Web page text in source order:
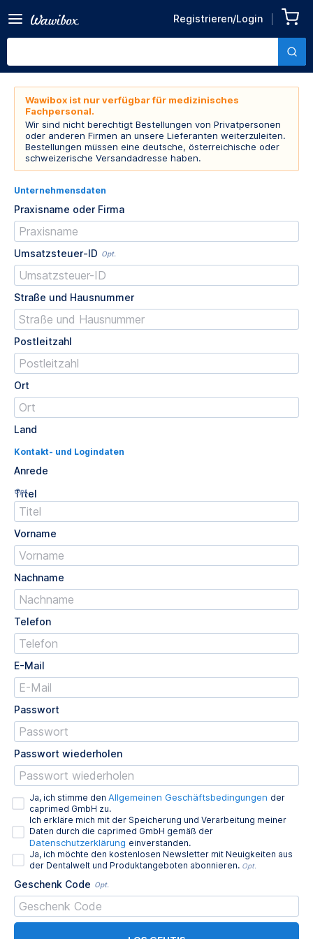
Registrieren/Login
Wawibox ist nur verfügbar für medizinisches
Fachpersonal.
Wir sind nicht berechtigt Bestellungen von Privatpersonen
oder anderen Firmen an unsere Lieferanten weiterzuleiten.
Bestellungen müssen eine deutsche, österreichische oder
schweizerische Versandadresse haben.
Unternehmensdaten
Praxisname oder Firma
Umsatzsteuer-ID Opt.
Straße und Hausnummer
Postleitzahl
Ort
Land
Kontakt- und Logindaten
Anrede
Titel
Opt.
Vorname
Nachname
Telefon
E-Mail
Passwort
Passwort wiederholen
Ja, ich stimme den Allgemeinen Geschäftsbedingungen der
caprimed GmbH zu.
Ich erkläre mich mit der Speicherung und Verarbeitung meiner
Daten durch die caprimed GmbH gemäß der
Datenschutzerklärung einverstanden.
Ja, ich möchte den kostenlosen Newsletter mit Neuigkeiten aus
der Dentalwelt und Produktangeboten abonnieren. Opt.
Geschenk Code Opt.